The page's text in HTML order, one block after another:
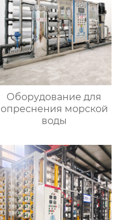
Оборудование для
опреснения морской
воды